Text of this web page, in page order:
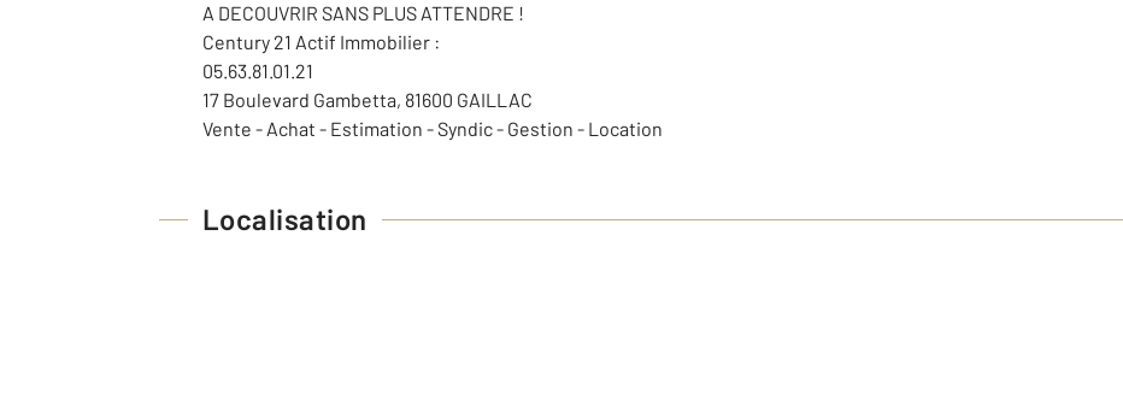
A DECOUVRIR SANS PLUS ATTENDRE !
Century 21 Actif Immobilier :
05.63.81.01.21
17 Boulevard Gambetta, 81600 GAILLAC
Vente - Achat - Estimation - Syndic - Gestion - Location
Localisation